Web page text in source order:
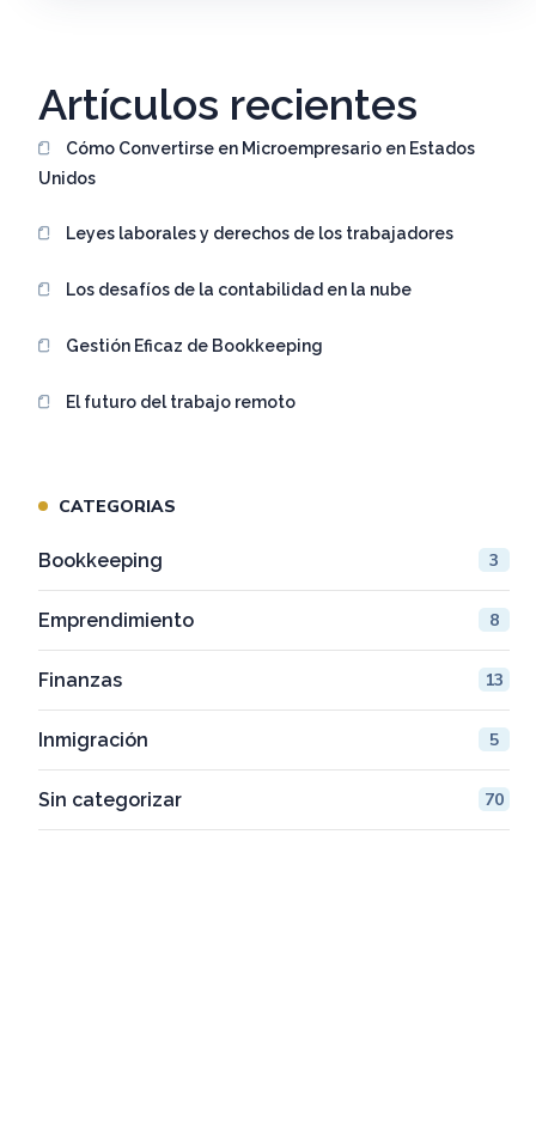
Artículos recientes
Cómo Convertirse en Microempresario en Estados
Unidos
Leyes laborales y derechos de los trabajadores
Los desafíos de la contabilidad en la nube
Gestión Eficaz de Bookkeeping
El futuro del trabajo remoto
CATEGORIAS
Bookkeeping 3
Emprendimiento 8
Finanzas 13
Inmigración 5
Sin categorizar 70